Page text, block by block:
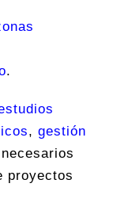
.
, gestión
proyectos